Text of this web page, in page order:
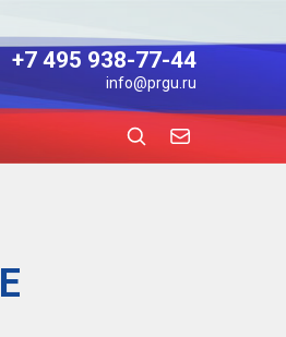
+7 495 938-77-44
info@prgu.ru